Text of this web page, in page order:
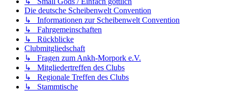
Die deutsche Scheibenwelt Convention
↳ Informationen zur Scheibenwelt Convention
↳ Fahrgemeinschaften
↳ Rückblicke
Clubmitgliedschaft
↳ Fragen zum Ankh-Morpork e.V.
↳ Mitgliedertreffen des Clubs
↳ Regionale Treffen des Clubs
↳ Stammtische